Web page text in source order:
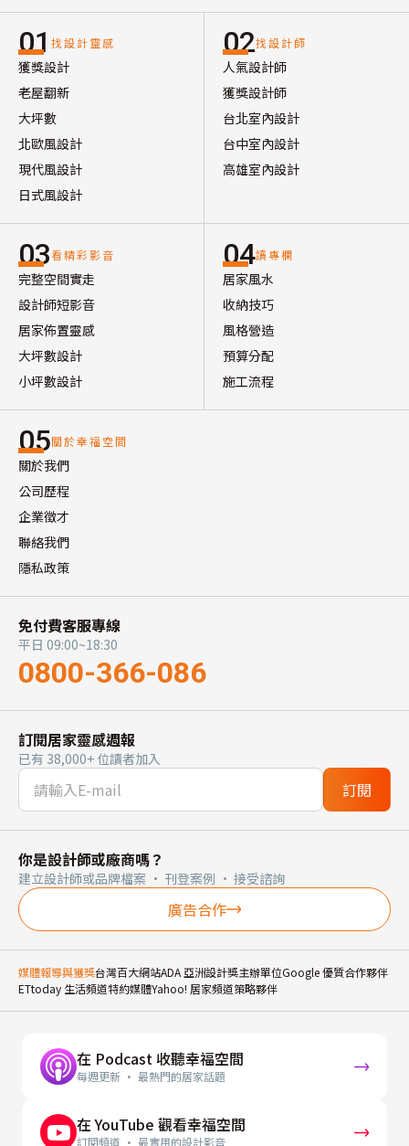
01 找設計靈感
獲獎設計
老屋翻新
大坪數
北歐風設計
現代風設計
日式風設計
02找設計師
人氣設計師
獲獎設計師
台北室內設計
台中室內設計
高雄室內設計
03看精彩影音
完整空間實走
設計師短影音
居家佈置靈感
大坪數設計
小坪數設計
04讀專欄
居家風水
收納技巧
風格營造
預算分配
施工流程
05關於幸福空間
關於我們
公司歷程
企業徵才
聯絡我們
隱私政策
免付費客服專線
平日 09:00~18:30
0800-366-086
訂閱居家靈感週報
已有 38,000+ 位讀者加入
訂閱
你是設計師或廠商嗎？
建立設計師或品牌檔案 · 刊登案例 · 接受諮詢
廣告合作
媒體報導與獲獎台灣百大網站ADA 亞洲設計獎主辦單位Google 優質合作夥伴
ETtoday 生活頻道特約媒體Yahoo! 居家頻道策略夥伴
在 Podcast 收聽幸福空間
每週更新 · 最熱門的居家話題
在 YouTube 觀看幸福空間
訂閱頻道 · 最實用的設計影音